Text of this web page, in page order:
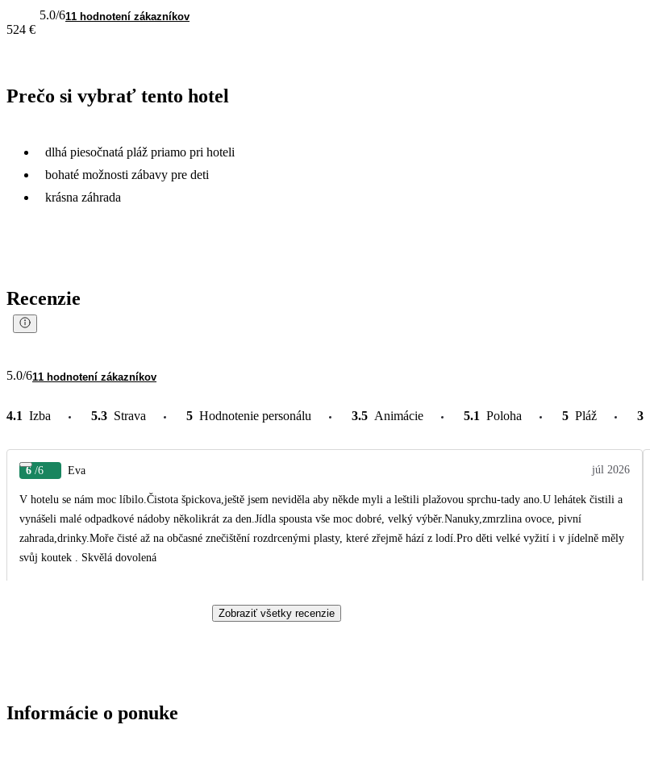
5.0/611 hodnotení zákazníkov
524 €
Prečo si vybrať tento hotel
dlhá piesočnatá pláž priamo pri hoteli
bohaté možnosti zábavy pre deti
krásna záhrada
Recenzie
5.0/611 hodnotení zákazníkov
4.1 Izba 5.3 Strava 5 Hodnotenie personálu 3.5 Animácie 5.1 Poloha 5 Pláž 3
6 /6 Eva júl 2026
V hotelu se nám moc líbilo.Čistota špickova,ještě jsem neviděla aby někde myli a leštili plažovou sprchu-tady ano.U lehátek čistili a
vynášeli malé odpadkové nádoby několikrát za den.Jídla spousta vše moc dobré, velký výběr.Nanuky,zmrzlina ovoce, pivní
zahrada,drinky.Moře čisté až na občasné znečištění rozdrcenými plasty, které zřejmě hází z lodí.Pro děti velké vyžití i v jídelně měly
svůj koutek . Skvělá dovolená
Zobraziť všetky recenzie
Informácie o ponuke